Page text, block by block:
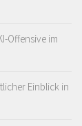
Offensive im
Einblick in